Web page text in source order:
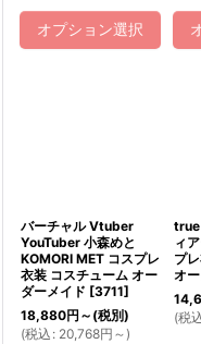
オプション選択
バーチャル Vtuber
YouTuber 小森めと
KOMORI MET コスプレ
衣装 コスチューム オー
ダーメイド [3711]
18,880円 ～ (税別)
(税込 : 20,768円 ～)
true
ィ
プ
オ
(税